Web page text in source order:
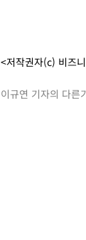
<저작권자(c) 비즈
이규연 기자의 다른